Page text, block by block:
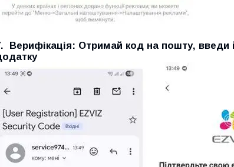
Верифікація: Отримай код на пошту, введи